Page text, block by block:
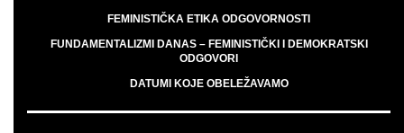
FEMINISTIČKA ETIKA ODGOVORNOSTI
FUNDAMENTALIZMI DANAS – FEMINISTIČKI I DEMOKRATSKI
ODGOVORI
DATUMI KOJE OBELEŽAVAMO